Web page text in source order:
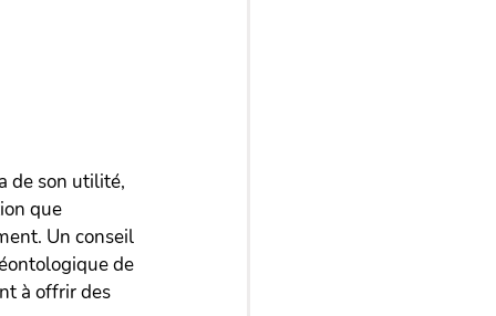
de son utilité,
que
Un conseil
de
à offrir des